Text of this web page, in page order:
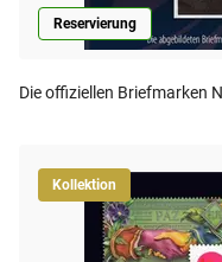
Reservierung
Die offiziellen Briefmarken
Kollektion